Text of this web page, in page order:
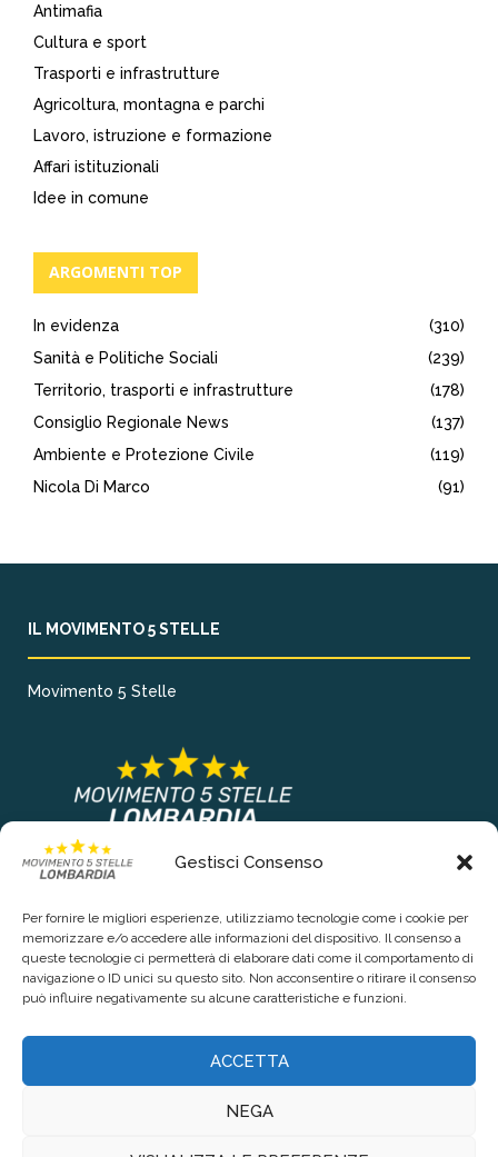
Gestisci Consenso
Per fornire le migliori esperienze, utilizziamo tecnologie come i cookie per
memorizzare e/o accedere alle informazioni del dispositivo. Il consenso a
queste tecnologie ci permetterà di elaborare dati come il comportamento di
navigazione o ID unici su questo sito. Non acconsentire o ritirare il consenso
può influire negativamente su alcune caratteristiche e funzioni.
ACCETTA
NEGA
Antimafia
Cultura e sport
Trasporti e infrastrutture
Agricoltura, montagna e parchi
Lavoro, istruzione e formazione
Affari istituzionali
Idee in comune
ARGOMENTI TOP
In evidenza
(310)
Sanità e Politiche Sociali
(239)
Territorio, trasporti e infrastrutture
(178)
Consiglio Regionale News
(137)
Ambiente e Protezione Civile
(119)
Nicola Di Marco
(91)
IL MOVIMENTO 5 STELLE
Movimento 5 Stelle
COLLEGAMENTI PRINCIPALI
Contattaci
Privacy Policy